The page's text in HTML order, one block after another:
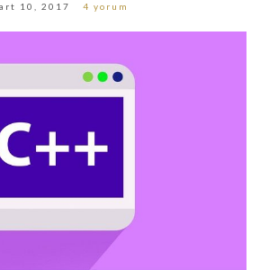
10, 2017 4 yorum